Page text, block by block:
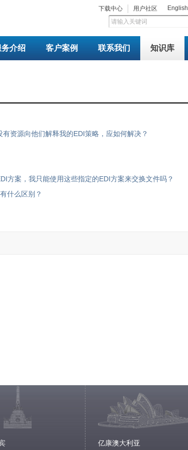
English
用户社区
下载中心
务介绍 客户案例 联系我们 知识库
资源向他们解释我的EDI策略，应如何解决？
方案，我只能使用这些指定的EDI方案来交换文件吗？
什么区别？
亿康澳大利亚